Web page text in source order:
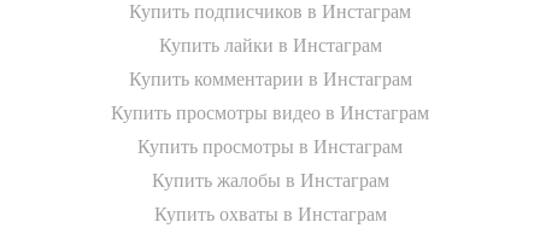
Купить подписчиков в Инстаграм
Купить лайки в Инстаграм
Купить комментарии в Инстаграм
Купить просмотры видео в Инстаграм
Купить просмотры в Инстаграм
Купить жалобы в Инстаграм
Купить охваты в Инстаграм